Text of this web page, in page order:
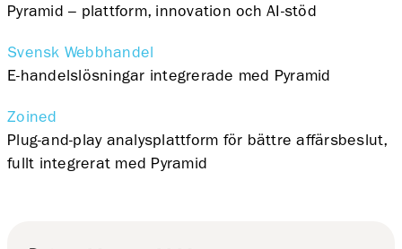
Pyramid – plattform, innovation och AI-stöd
Svensk Webbhandel
E-handelslösningar integrerade med Pyramid
Zoined
Plug-and-play analysplattform för bättre affärsbeslut,
fullt integrerat med Pyramid